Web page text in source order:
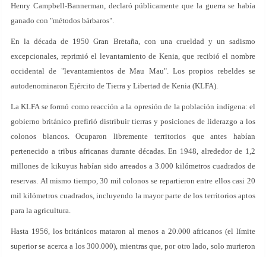
Henry Campbell-Bannerman, declaró públicamente que la guerra se había
ganado con "métodos bárbaros".
En la década de 1950 Gran Bretaña, con una crueldad y un sadismo
excepcionales, reprimió el levantamiento de Kenia, que recibió el nombre
occidental de "levantamientos de Mau Mau". Los propios rebeldes se
autodenominaron Ejército de Tierra y Libertad de Kenia (KLFA).
La KLFA se formó como reacción a la opresión de la población indígena: el
gobierno británico prefirió distribuir tierras y posiciones de liderazgo a los
colonos blancos. Ocuparon libremente territorios que antes habían
pertenecido a tribus africanas durante décadas. En 1948, alrededor de 1,2
millones de kikuyus habían sido arreados a 3.000 kilómetros cuadrados de
reservas. Al mismo tiempo, 30 mil colonos se repartieron entre ellos casi 20
mil kilómetros cuadrados, incluyendo la mayor parte de los territorios aptos
para la agricultura.
Hasta 1956, los británicos mataron al menos a 20.000 africanos (el límite
superior se acerca a los 300.000), mientras que, por otro lado, solo murieron